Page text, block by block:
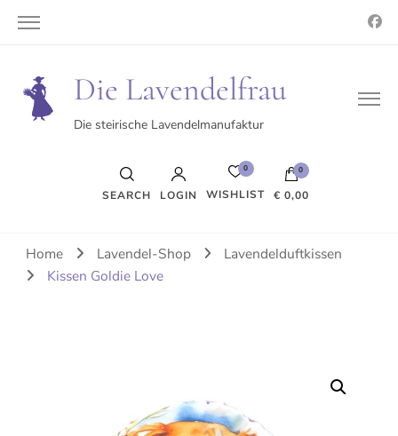
Die Lavendelfrau
Die steirische Lavendelmanufaktur
SEARCH LOGIN
0
WISHLIST
0
€ 0,00
Es befinden sich keine Produkte im Warenkorb.
Home Lavendel-Shop
Lavendelduftkissen
Kissen Goldie Love